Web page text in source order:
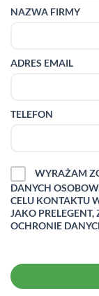
NAZWA FIRMY
ADRES EMAIL
TELEFON
WYRAŻAM
DANYCH
CELU KONTAKTU
JAKO
OCHRONIE